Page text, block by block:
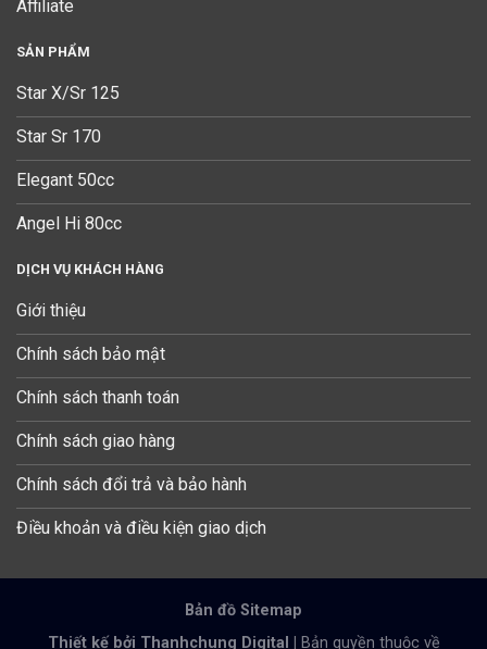
Affiliate
SẢN PHẨM
Star X/Sr 125
Star Sr 170
Elegant 50cc
Angel Hi 80cc
DỊCH VỤ KHÁCH HÀNG
Giới thiệu
Chính sách bảo mật
Chính sách thanh toán
Chính sách giao hàng
Chính sách đổi trả và bảo hành
Điều khoản và điều kiện giao dịch
Bản đồ Sitemap
Thiết kế bởi Thanhchung Digital |
Bản quyền thuộc về